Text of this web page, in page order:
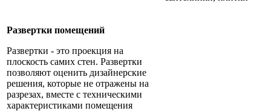
Развертки помещений
Развертки - это проекция на
плоскость самих стен. Развертки
позволяют оценить дизайнерские
решения, которые не отражены на
разрезах, вместе с техническими
характеристиками помещения